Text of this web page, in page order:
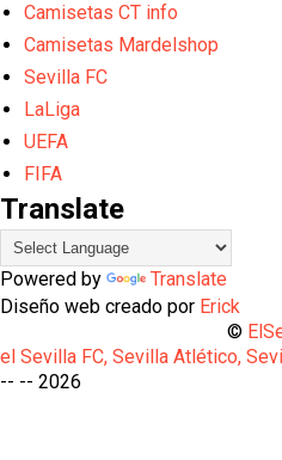
Camisetas CT info
Camisetas Mardelshop
Sevilla FC
LaLiga
UEFA
FIFA
Translate
Powered by
Translate
Diseño web creado por Erick
©
el Sevilla FC, Sevilla Atlético,
-- -- 2026